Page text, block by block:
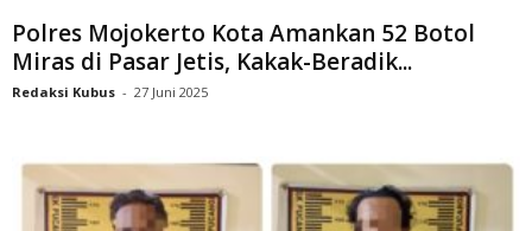
Polres Mojokerto Kota Amankan 52 Botol
Miras di Pasar Jetis, Kakak-Beradik...
Redaksi Kubus - 27 Juni 2025